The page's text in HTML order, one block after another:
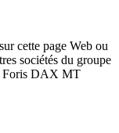
cette page Web ou
sociétés du groupe
Foris DAX MT